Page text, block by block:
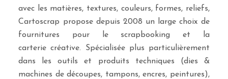
avec les matières, textures, couleurs, formes, reliefs,
Cartoscrap propose depuis 2008 un large choix de
fournitures pour le scrapbooking et la
carterie créative. Spécialisée plus particulièrement
dans les outils et produits techniques (dies &
machines de découpes, tampons, encres, peintures),